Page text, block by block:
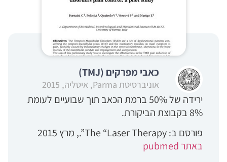
כאבי מפרקים (TMJ)
אוניברסיטת Parma, איטליה, 2015
ירידה של 50% ברמת הכאב תוך שבועיים לעומת
8% בקבוצת הביקורת.
פורסם ב: The “Laser Therapy”., מרץ 2015
באתר pubmed